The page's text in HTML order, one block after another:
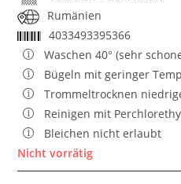
Rumänien
4033493395366
Waschen 40° (sehr
Bügeln mit geringer
Trommeltrocknen
Reinigen mit
Bleichen nicht erlaubt
Nicht vorrätig